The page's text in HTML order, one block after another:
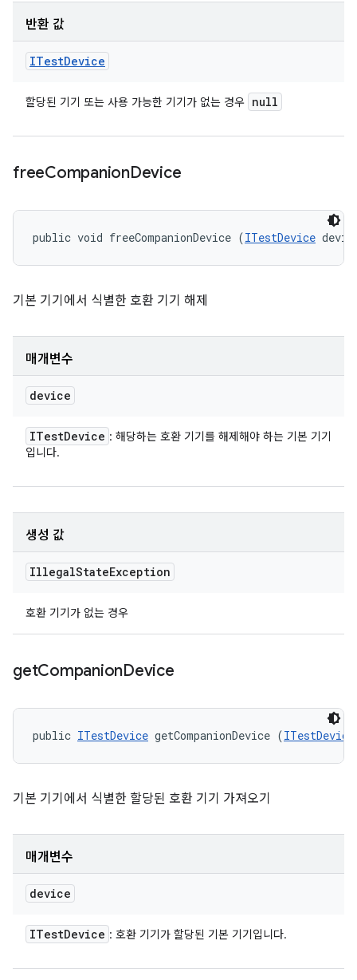
반환 값
ITestDevice
할당된 기기 또는 사용 가능한 기기가 없는 경우 null
freeCompanionDevice
public void freeCompanionDevice (ITestDevice
기본 기기에서 식별한 호환 기기 해제
매개변수
device
ITestDevice : 해당하는 호환 기기를 해제해야 하는 기본 기기
입니다.
생성 값
IllegalStateException
호환 기기가 없는 경우
getCompanionDevice
public ITestDevice getCompanionDevice (ITestDevice
기본 기기에서 식별한 할당된 호환 기기 가져오기
매개변수
device
ITestDevice : 호환 기기가 할당된 기본 기기입니다.